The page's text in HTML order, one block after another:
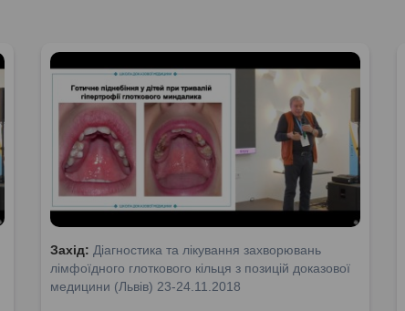
Захід: Діагностика та лікування захворювань
лімфоїдного глоткового кільця з позицій доказової
медицини (Львів) 23-24.11.2018